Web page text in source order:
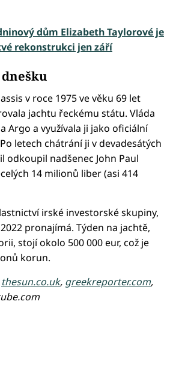
dům Elizabeth Taylorové je
rekonstrukci jen září
dnešku
v roce 1975 ve věku 69 let
jachtu řeckému státu. Vláda
Argo a využívala ji jako oficiální
letech chátrání ji v devadesátých
odkoupil nadšenec John Paul
14 milionů liber (asi 414
irské investorské skupiny,
pronajímá. Týden na jachtě,
stojí okolo 500 000 eur, což je
korun.
thesun.co.uk, greekreporter.com,